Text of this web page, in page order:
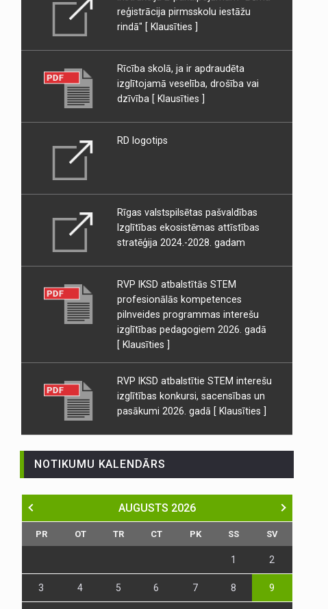
reģistrācija pirmsskolu iestāžu
rindā" [ Klausīties ]
Rīcība skolā, ja ir apdraudēta
izglītojamā veselība, drošība vai
dzīvība [ Klausīties ]
RD logotips
Rīgas valstspilsētas pašvaldības
Izglītības ekosistēmas attīstības
stratēģija 2024.-2028. gadam
RVP IKSD atbalstītās STEM
profesionālās kompetences
pilnveides programmas interešu
izglītības pedagogiem 2026. gadā
[ Klausīties ]
RVP IKSD atbalstītie STEM interešu
izglītības konkursi, sacensības un
pasākumi 2026. gadā [ Klausīties ]
NOTIKUMU KALENDĀRS
AUGUSTS 2026
PR OT TR CT PK SS SV
1 2
3 4 5 6 7 8 9